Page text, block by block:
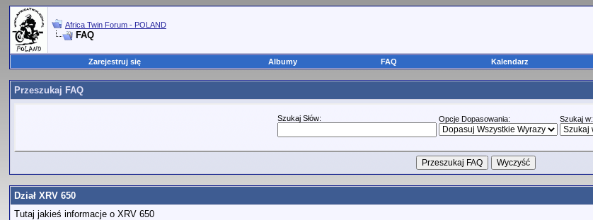
Africa Twin Forum - POLAND
FAQ
Zarejestruj się Albumy FAQ Kalendarz
Przeszukaj FAQ
Szukaj Słów: Opcje Dopasowania: Szukaj w:
Dział XRV 650
Tutaj jakieś informacje o XRV 650